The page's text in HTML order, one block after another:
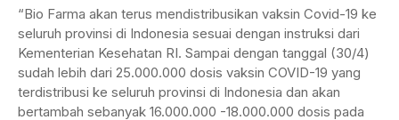
“Bio Farma akan terus mendistribusikan vaksin Covid-19 ke
seluruh provinsi di Indonesia sesuai dengan instruksi dari
Kementerian Kesehatan RI. Sampai dengan tanggal (30/4)
sudah lebih dari 25.000.000 dosis vaksin COVID-19 yang
terdistribusi ke seluruh provinsi di Indonesia dan akan
bertambah sebanyak 16.000.000 -18.000.000 dosis pada